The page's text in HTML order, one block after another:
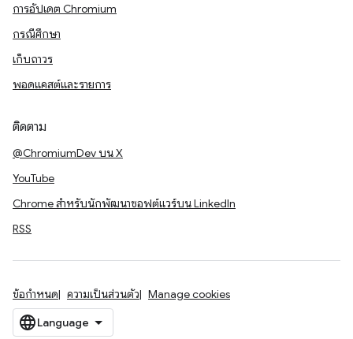
การอัปเดต Chromium
กรณีศึกษา
เก็บถาวร
พอดแคสต์และรายการ
ติดตาม
@ChromiumDev บน X
YouTube
Chrome สำหรับนักพัฒนาซอฟต์แวร์บน LinkedIn
RSS
ข้อกำหนด ความเป็นส่วนตัว Manage cookies